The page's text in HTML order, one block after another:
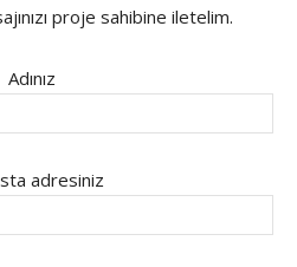
proje sahibine iletelim.
Adınız
adresiniz